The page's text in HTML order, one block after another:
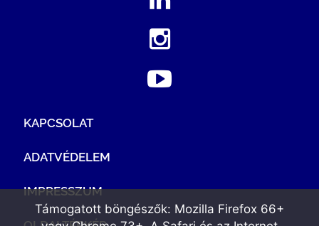
KAPCSOLAT
ADATVÉDELEM
IMPRESSZUM
Támogatott böngészők: Mozilla Firefox 66+